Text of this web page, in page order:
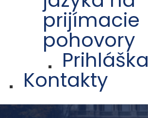
prijímacie
pohovory
Prihláška
Kontakty